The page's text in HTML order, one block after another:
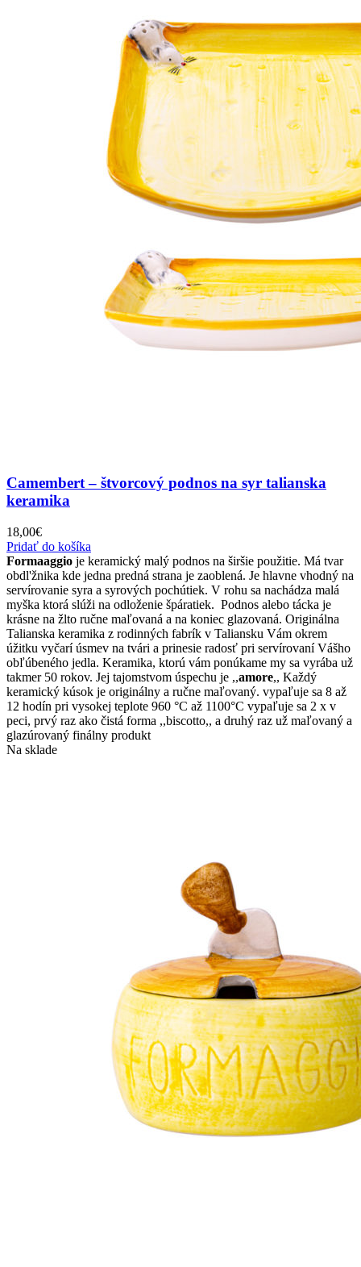
Camembert – štvorcový podnos na syr talianska
keramika
18,00€
Pridať do košíka
Formaaggio je keramický malý podnos na širšie použitie. Má tvar
obdl'žnika kde jedna predná strana je zaoblená. Je hlavne vhodný na
servírovanie syra a syrových pochútiek. V rohu sa nachádza malá
myška ktorá slúži na odloženie špáratiek. Podnos alebo tácka je
krásne na žlto ručne maľovaná a na koniec glazovaná. Originálna
Talianska keramika z rodinných fabrík v Taliansku Vám okrem
úžitku vyčarí úsmev na tvári a prinesie radosť pri servírovaní Vášho
obľúbeného jedla. Keramika, ktorú vám ponúkame my sa vyrába už
takmer 50 rokov. Jej tajomstvom úspechu je ,,amore,, Každý
keramický kúsok je originálny a ručne maľovaný. vypaľuje sa 8 až
12 hodín pri vysokej teplote 960 °C až 1100°C vypaľuje sa 2 x v
peci, prvý raz ako čistá forma ,,biscotto,, a druhý raz už maľovaný a
glazúrovaný finálny produkt
Na sklade